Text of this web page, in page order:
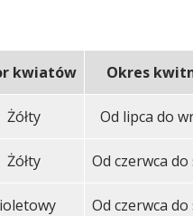
kwiatów Okres
Żółty Od lipca do
Żółty Od czerwca
Od czerwca